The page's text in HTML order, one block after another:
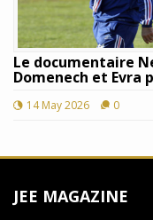
Le documentaire
Domenech et Evra
14 May 2026 0
JEE MAGAZINE